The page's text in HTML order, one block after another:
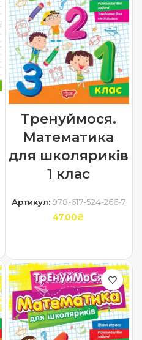
Тренуймося.
Математика
для школяриків
1 клас
Артикул: 978-617-524-266-7
47.00₴